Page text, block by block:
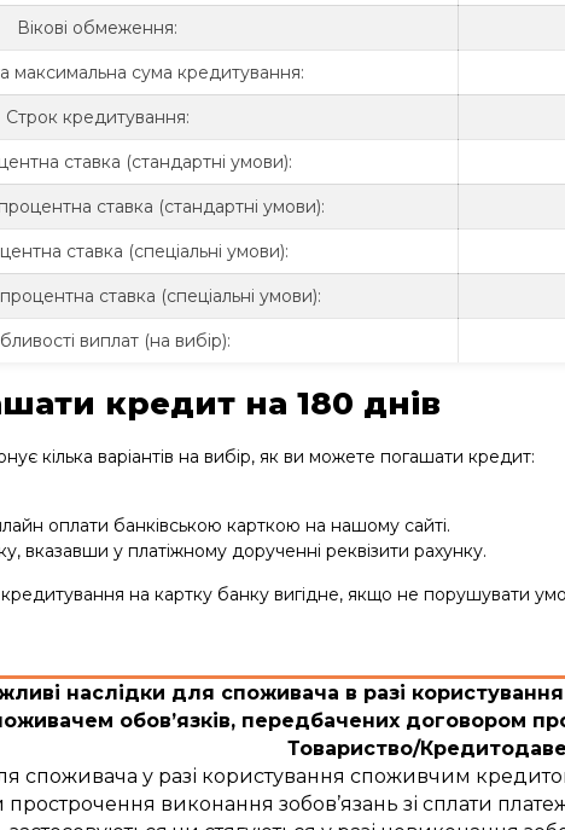
Вікові обмеження:
максимальна сума кредитування:
Строк кредитування:
ставка (стандартні умови):
ставка (стандартні умови):
ставка (спеціальні умови):
ставка (спеціальні умови):
виплат (на вибір):
кредит на 180 днів
кілька варіантів на вибір, як ви можете погашати кредит:
оплати банківською карткою на нашому сайті.
вказавши у платіжному дорученні реквізити рахунку.
на картку банку вигідне, якщо не порушувати
наслідки для споживача в разі
обов’язків, передбачених договором
Товариство/
споживача у разі користування споживчим
виконання зобов’язань зі сплати